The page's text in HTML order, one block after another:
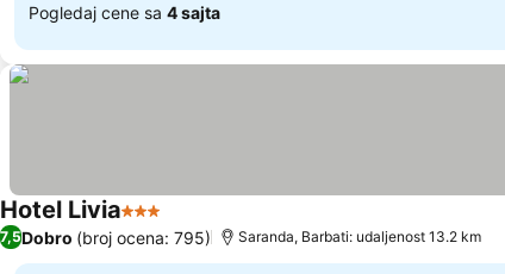
Pogledaj cene sa 4 sajta
Hotel Livia3 ZvezdicePogledaj cene
7,5Dobro (broj ocena: 795) Saranda, Barbati: udaljenost 13.2 km